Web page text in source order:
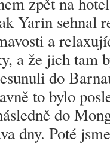
Yarin sehnal
a
a že jich tam
do
to bylo
do
dny. Poté